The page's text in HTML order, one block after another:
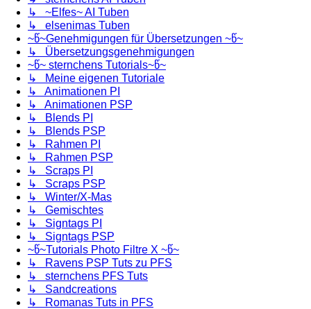
↳ ~Elfes~ AI Tuben
↳ elsenimas Tuben
~წ~Genehmigungen für Übersetzungen ~წ~
↳ Übersetzungsgenehmigungen
~წ~ sternchens Tutorials~წ~
↳ Meine eigenen Tutoriale
↳ Animationen PI
↳ Animationen PSP
↳ Blends PI
↳ Blends PSP
↳ Rahmen PI
↳ Rahmen PSP
↳ Scraps PI
↳ Scraps PSP
↳ Winter/X-Mas
↳ Gemischtes
↳ Signtags PI
↳ Signtags PSP
~წ~Tutorials Photo Filtre X ~წ~
↳ Ravens PSP Tuts zu PFS
↳ sternchens PFS Tuts
↳ Sandcreations
↳ Romanas Tuts in PFS